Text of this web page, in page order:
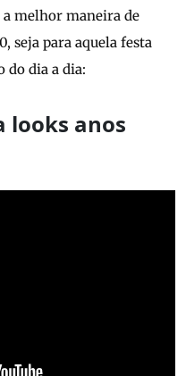
a melhor maneira de
seja para aquela festa
do dia a dia:
looks anos